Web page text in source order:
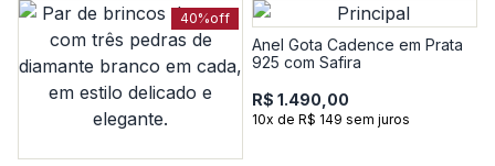
40%off
Anel Gota Cadence em Prata
925 com Safira
R$ 1.490,00
10x de R$ 149 sem juros